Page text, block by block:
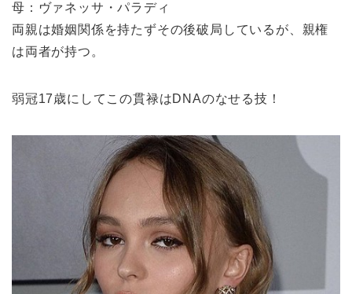
母：ヴァネッサ・パラディ
両親は婚姻関係を持たずその後破局しているが、親権
は両者が持つ。
弱冠17歳にしてこの貫禄はDNAのなせる技！